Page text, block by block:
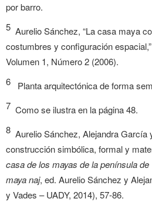
por barro.
5 Aurelio Sánchez, “La casa maya
costumbres y configuración
Volumen 1, Número 2 (2006).
6
Planta arquitectónica de forma
7 Como se ilustra en la página 48.
8 Aurelio Sánchez, Alejandra García
construcción simbólica, formal y
casa de los mayas de la península
maya naj, ed. Aurelio Sánchez y
y Vades – UADY, 2014), 57-86.